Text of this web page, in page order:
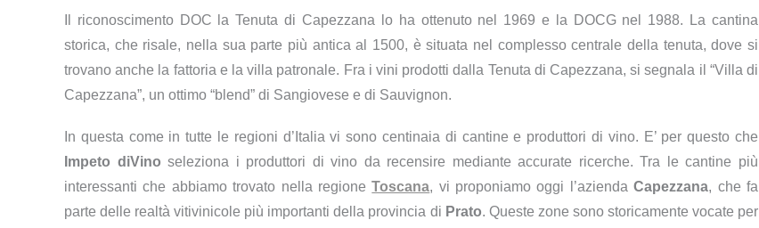
Il riconoscimento DOC la Tenuta di Capezzana lo ha ottenuto nel 1969 e la DOCG nel 1988. La cantina
storica, che risale, nella sua parte più antica al 1500, è situata nel complesso centrale della tenuta, dove si
trovano anche la fattoria e la villa patronale. Fra i vini prodotti dalla Tenuta di Capezzana, si segnala il “Villa di
Capezzana”, un ottimo “blend” di Sangiovese e di Sauvignon.
In questa come in tutte le regioni d’Italia vi sono centinaia di cantine e produttori di vino. E’ per questo che
Impeto diVino seleziona i produttori di vino da recensire mediante accurate ricerche. Tra le cantine più
interessanti che abbiamo trovato nella regioneToscana, vi proponiamo oggi l’aziendaCapezzana, che fa
parte delle realtà vitivinicole più importanti della provincia di Prato. Queste zone sono storicamente vocate per